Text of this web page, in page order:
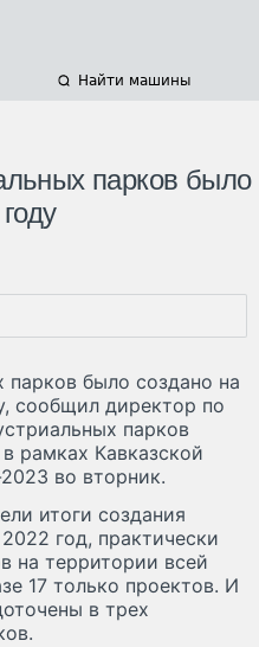
Найти машины
парков было
было создано на
сообщил директор по
парков
рамках Кавказской
во вторник.
итоги создания
год, практически
на территории всей
17 только проектов. И
в трех